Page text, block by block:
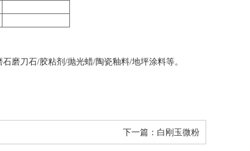
磨刀石/胶粘剂/抛光蜡/陶瓷釉料/地坪涂料等。
下一篇： 白刚玉微粉